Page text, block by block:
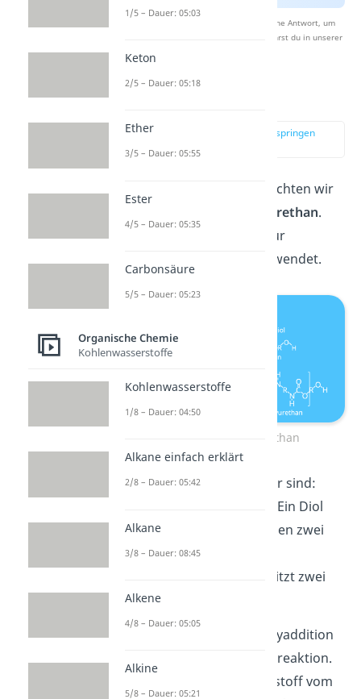
Nach Beantwortung speichern wir deine Antwort, um
Studyflix zu verbessern. Mehr dazu erfährst du in unserer
zur Stelle im Video springen
Für die Polyaddition betrachten wir
Polyurethan.
Das wird beispielsweise für
Haushaltsschwämme verwendet.
Polyaddition Polyurethan
Die beiden Monomere hier sind:
. Ein Diol
hat als funktionelle Gruppen zwei
Alkohole. Das Monomer
Diisocyanat hingegen besitzt zwei
Isocyanatgruppen (NCO).
Der Mechanismus der Polyaddition
ist eine typische Additionsreaktion.
Das heißt, dass der Sauerstoff vom
1/5 – Dauer: 05:03
Keton
2/5 – Dauer: 05:18
Ether
3/5 – Dauer: 05:55
Ester
4/5 – Dauer: 05:35
Carbonsäure
5/5 – Dauer: 05:23
Organische Chemie
Kohlenwasserstoffe
Kohlenwasserstoffe
1/8 – Dauer: 04:50
Alkane einfach erklärt
2/8 – Dauer: 05:42
Alkane
3/8 – Dauer: 08:45
Alkene
4/8 – Dauer: 05:05
Alkine
5/8 – Dauer: 05:21